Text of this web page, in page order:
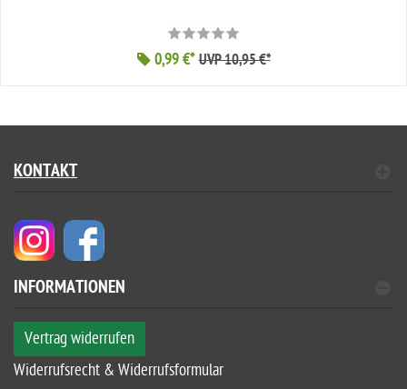
0,99 €* UVP 10,95 €*
KONTAKT
INFORMATIONEN
Vertrag widerrufen
Widerrufsrecht & Widerrufsformular